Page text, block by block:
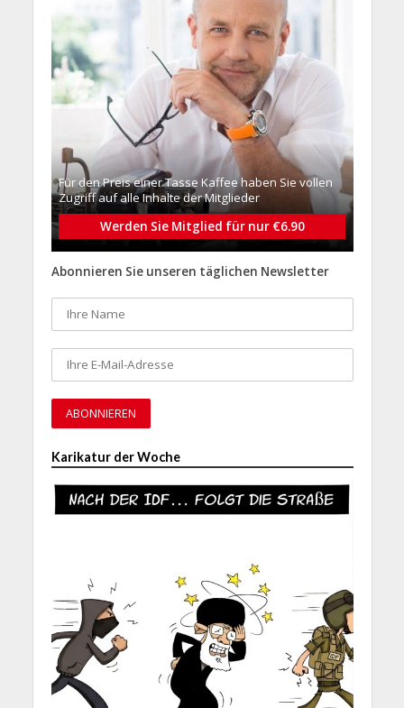
Für den Preis einer Tasse Kaffee haben Sie vollen
Zugriff auf alle Inhalte der Mitglieder
Werden Sie Mitglied für nur €6.90
Abonnieren Sie unseren täglichen Newsletter
Karikatur der Woche